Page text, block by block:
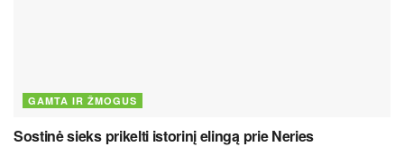
GAMTA IR ŽMOGUS
Sostinė sieks prikelti istorinį elingą prie Neries